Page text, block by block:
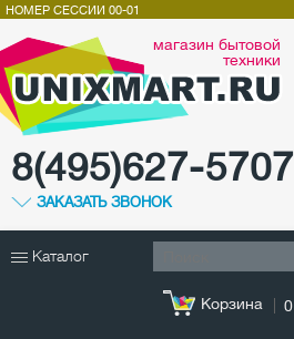
магазин бытовой
техники
8(495)627-5707
ЗАКАЗАТЬ ЗВОНОК
НОМЕР СЕССИИ 00-01
Каталог
Корзина 0